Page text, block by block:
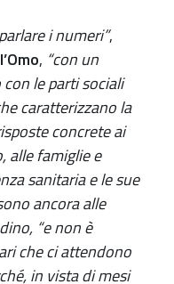
i numeri”,
, “con un
le parti sociali
caratterizzano la
concrete ai
alle famiglie e
sanitaria e le sue
ancora alle
“e non è
che ci attendono
in vista di mesi